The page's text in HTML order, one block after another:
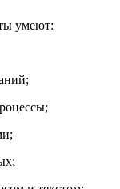
умеют: